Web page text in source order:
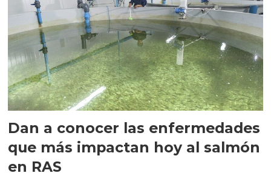
Dan a conocer las enfermedades
que más impactan hoy al salmón
en RAS